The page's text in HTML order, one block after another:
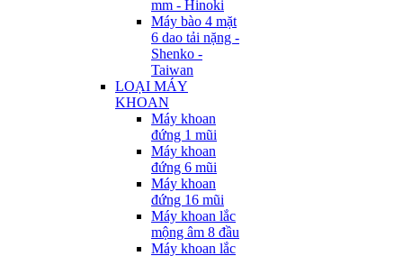
mm - Hinoki
Máy bào 4 mặt
6 dao tải nặng -
Shenko -
Taiwan
LOẠI MÁY
KHOAN
Máy khoan
đứng 1 mũi
Máy khoan
đứng 6 mũi
Máy khoan
đứng 16 mũi
Máy khoan lắc
mộng âm 8 đầu
Máy khoan lắc